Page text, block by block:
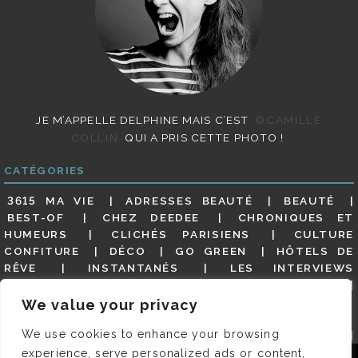
We value your privacy
We use cookies to enhance your browsing
experience, serve personalized ads or content,
JE M’APPELLE DELPHINE MAIS C’EST
©CAMILLE
COLLIN
QUI A PRIS CETTE PHOTO !
CATÉGORIES
3615 MA VIE ADRESSES BEAUTÉ
BEAUTÉ
BEST-OF
CHEZ DEEDEE
CHRONIQUES ET
HUMEURS
CLICHÉS PARISIENS
CULTURE
CONFITURE
DÉCO GO GREEN
HÔTELS DE
RÊVE
INSTANTANÉS
LES INTERVIEWS
MES ADRESSES
MODE NON CLASSÉ
GUIDE
PARIS EN PHOTOS
RESTAURANTS
REVUE DE PRESSE DÉTAILLÉE, SIOU PLAIT